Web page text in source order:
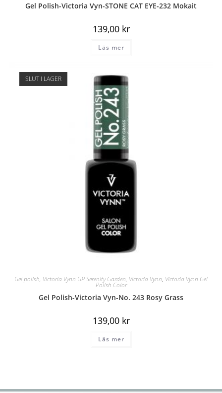
Gel Polish-Victoria Vyn-STONE CAT EYE-232 Mokait
139,00 kr
Läs mer
SLUT I LAGER
Gel polish, Victoria Vynn GP Serenity Garden, Victoria Vynn, Victoria Vynn Gel
Polish Color
Gel Polish-Victoria Vyn-No. 243 Rosy Grass
139,00 kr
Läs mer